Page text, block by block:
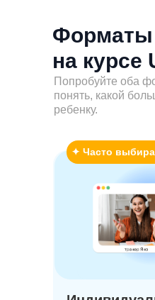
Форматы
на курсе
Попробуйте оба
понять, какой
ребенку.
✦ Часто